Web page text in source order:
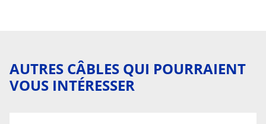
AUTRES CÂBLES QUI POURRAIENT
VOUS INTÉRESSER